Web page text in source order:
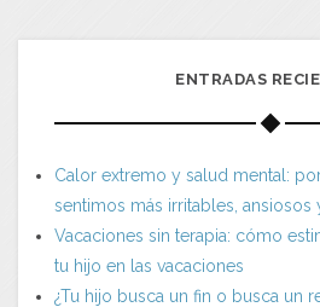
ENTRADAS
Calor extremo y salud mental:
sentimos más irritables, ansiosos
Vacaciones sin terapia: cómo
tu hijo en las vacaciones
¿Tu hijo busca un fin o busca un